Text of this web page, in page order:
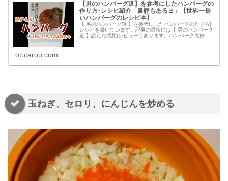
【男のハンバーグ道】を参考にしたハンバーグの
作り方･レシピ紹介「書評もあるヨ」【世界一長
いハンバーグのレシピ本】
【 男のハンバーグ道 】を参考にしたハンバーグの作り方|
レシピを書いています。記事の最後には【 男のハンバーグ
道 】読んだ感想|レビューもあります。ハンバーグ大好
otutarou.com
玉ねぎ、セロリ、にんじんを炒める